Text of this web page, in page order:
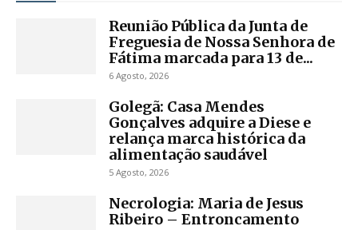
Reunião Pública da Junta de
Freguesia de Nossa Senhora de
Fátima marcada para 13 de...
6 Agosto, 2026
Golegã: Casa Mendes
Gonçalves adquire a Diese e
relança marca histórica da
alimentação saudável
5 Agosto, 2026
Necrologia: Maria de Jesus
Ribeiro – Entroncamento